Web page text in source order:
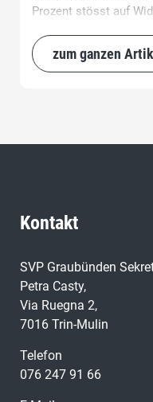
Prozent stösst auf
Kommission für
(WBK-N)
zum ganzen
Kontakt
SVP Graubünden
Petra Casty,
Via Ruegna 2,
7016 Trin-Mulin
Telefon
076 247 91 66